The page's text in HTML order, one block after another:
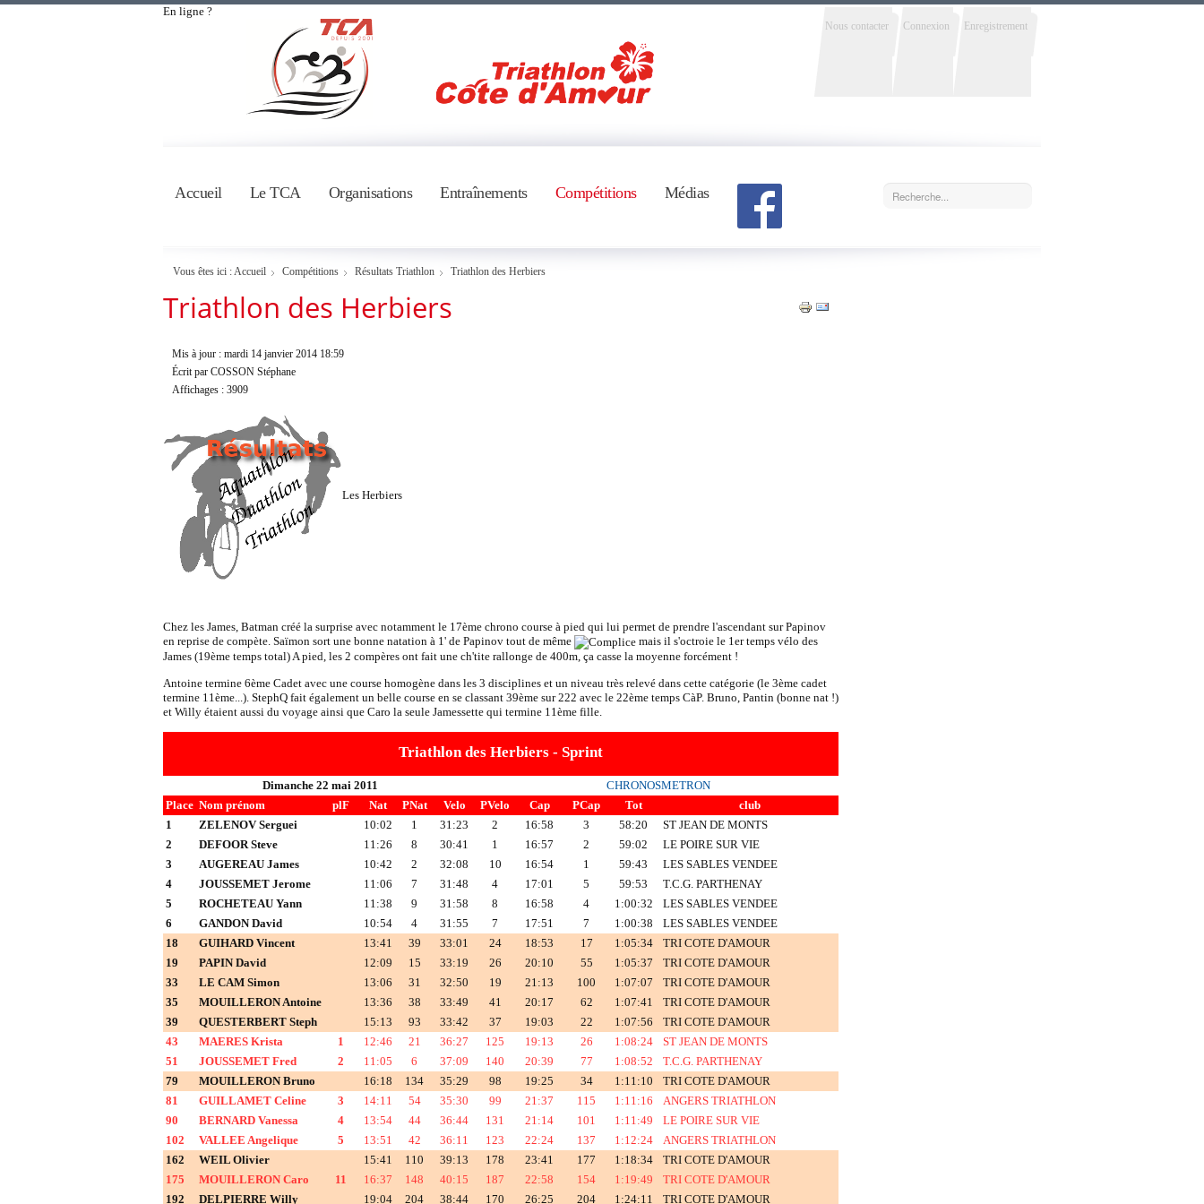
Nous contacter Connexion Enregistrement
En ligne ?
Accueil Le TCA Organisations Entraînements Compétitions Médias
Vous êtes ici : Accueil Compétitions Résultats Triathlon Triathlon des Herbiers
Triathlon des Herbiers
Mis à jour : mardi 14 janvier 2014 18:59
Écrit par COSSON Stéphane
Affichages : 3909
Les Herbiers
Chez les James, Batman créé la surprise avec notamment le 17ème chrono course à pied qui lui permet de prendre l'ascendant sur Papinov
en reprise de compète. Saïmon sort une bonne natation à 1' de Papinov tout de même
mais il s'octroie le 1er temps vélo des
James (19ème temps total) A pied, les 2 compères ont fait une ch'tite rallonge de 400m, ça casse la moyenne forcément !
Antoine termine 6ème Cadet avec une course homogène dans les 3 disciplines et un niveau très relevé dans cette catégorie (le 3ème cadet
termine 11ème...). StephQ fait également un belle course en se classant 39ème sur 222 avec le 22ème temps CàP. Bruno, Pantin (bonne nat !)
et Willy étaient aussi du voyage ainsi que Caro la seule Jamessette qui termine 11ème fille.
Triathlon des Herbiers - Sprint
Dimanche 22 mai 2011
CHRONOSMETRON
Place Nom prénom plF Nat PNat Velo PVelo Cap PCap Tot
club
1
ZELENOV Serguei 10:02 1 31:23 2 16:58 3 58:20
ST JEAN DE MONTS
2
DEFOOR Steve 11:26 8 30:41 1 16:57 2 59:02
LE POIRE SUR VIE
3
AUGEREAU James 10:42 2 32:08 10 16:54 1 59:43
LES SABLES VENDEE
4
JOUSSEMET Jerome 11:06 7 31:48 4 17:01 5 59:53
T.C.G. PARTHENAY
5
ROCHETEAU Yann 11:38 9 31:58 8 16:58 4 1:00:32
LES SABLES VENDEE
6
GANDON David 10:54 4 31:55 7 17:51 7 1:00:38
LES SABLES VENDEE
18
GUIHARD Vincent 13:41 39 33:01 24 18:53 17 1:05:34
TRI COTE D'AMOUR
19
PAPIN David 12:09 15 33:19 26 20:10 55 1:05:37
TRI COTE D'AMOUR
33
LE CAM Simon 13:06 31 32:50 19 21:13 100 1:07:07
TRI COTE D'AMOUR
35
MOUILLERON Antoine 13:36 38 33:49 41 20:17 62 1:07:41
TRI COTE D'AMOUR
39
QUESTERBERT Steph 15:13 93 33:42 37 19:03 22 1:07:56
TRI COTE D'AMOUR
43
MAERES Krista 1 12:46 21 36:27 125 19:13 26 1:08:24
ST JEAN DE MONTS
51
JOUSSEMET Fred 2 11:05 6 37:09 140 20:39 77 1:08:52
T.C.G. PARTHENAY
79
MOUILLERON Bruno 16:18 134 35:29 98 19:25 34 1:11:10
TRI COTE D'AMOUR
81
GUILLAMET Celine 3 14:11 54 35:30 99 21:37 115 1:11:16
ANGERS TRIATHLON
90
BERNARD Vanessa 4 13:54 44 36:44 131 21:14 101 1:11:49
LE POIRE SUR VIE
102
VALLEE Angelique 5 13:51 42 36:11 123 22:24 137 1:12:24
ANGERS TRIATHLON
162
WEIL Olivier 15:41 110 39:13 178 23:41 177 1:18:34
TRI COTE D'AMOUR
175
MOUILLERON Caro 11 16:37 148 40:15 187 22:58 154 1:19:49
TRI COTE D'AMOUR
192
DELPIERRE Willy 19:04 204 38:44 170 26:25 204 1:24:11 TRI COTE D'AMOUR